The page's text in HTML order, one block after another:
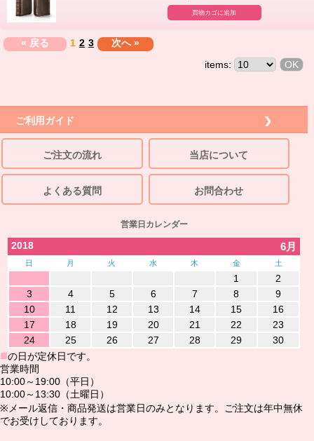
買物カゴに追加
« 戻る 1 2 3
次へ »
items:
ご利用ガイド
ご注文の流れ 当店について
よくある質問 お問合わせ
営業日カレンダー
2018 6月
日 月 火 水 木 金 土
1
2
3
4 5 6 7 8
9
10
11 12 13 14 15
16
17
18 19 20 21 22
23
24
25 26 27 28 29 30
■の日が定休日です。
営業時間
10:00～19:00（平日）
10:00～13:30（土曜日）
※メール返信・商品発送は営業日のみとなります。ご注文は年中無休
でお受けしております。